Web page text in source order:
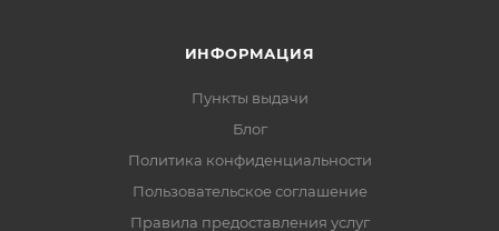
ИНФОРМАЦИЯ
Пункты выдачи
Блог
Политика конфиденциальности
Пользовательское соглашение
Правила предоставления услуг